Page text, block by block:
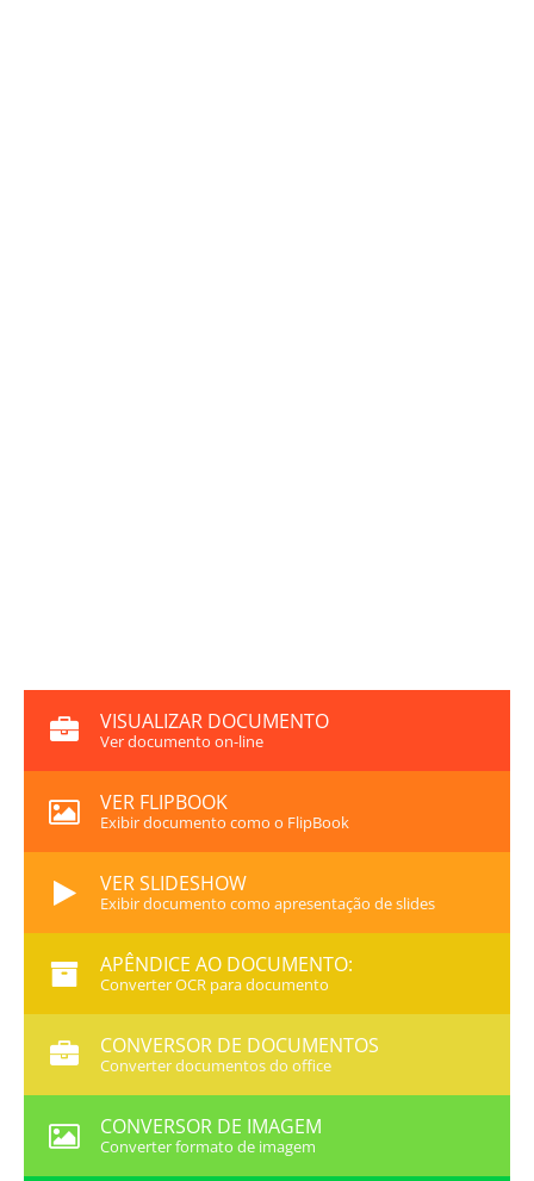
VISUALIZAR DOCUMENTO
Ver documento on-line
VER FLIPBOOK
Exibir documento como o FlipBook
VER SLIDESHOW
Exibir documento como apresentação de slides
APÊNDICE AO DOCUMENTO:
Converter OCR para documento
CONVERSOR DE DOCUMENTOS
Converter documentos do office
CONVERSOR DE IMAGEM
Converter formato de imagem